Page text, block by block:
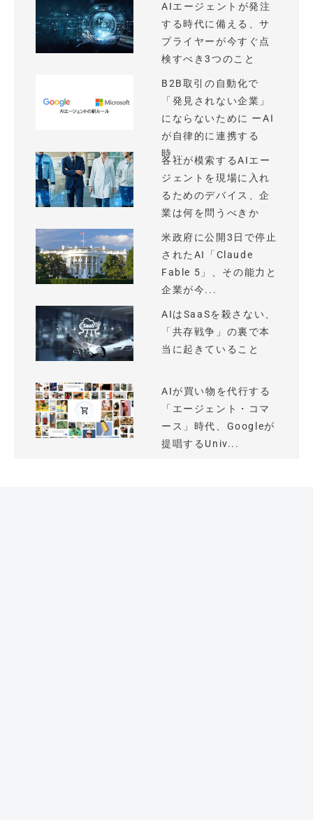
AIエージェントが発注
する時代に備える、サ
プライヤーが今すぐ点
検すべき3つのこと
B2B取引の自動化で
「発見されない企業」
にならないために ーAI
が自律的に連携する
時...
各社が模索するAIエー
ジェントを現場に入れ
るためのデバイス、企
業は何を問うべきか
米政府に公開3日で停止
されたAI「Claude
Fable 5」、その能力と
企業が今...
AIはSaaSを殺さない、
「共存戦争」の裏で本
当に起きていること
AIが買い物を代行する
「エージェント・コマ
ース」時代、Googleが
提唱するUniv...